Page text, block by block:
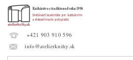
+421 903 910 596
info@atelierknihy.sk